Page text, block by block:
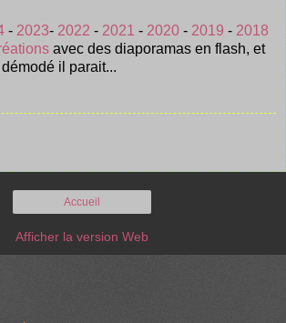
- 2023- 2022 - 2021 - 2020 - 2019 - 2018
avec des diaporamas en flash, et
il parait...
Accueil
Afficher la version Web